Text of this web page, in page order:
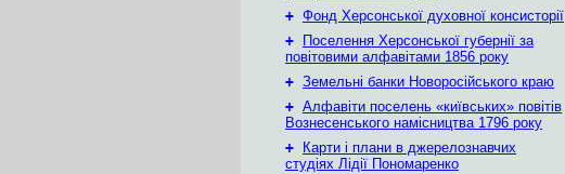
+ Фонд Херсонської духовної консисторії
+
Поселення Херсонської губернії за
повітовими алфавітами 1856 року
+ Земельні банки Новоросійського краю
+ Алфавіти поселень «київських» повітів
Вознесенського намісництва 1796 року
+
Карти і плани в джерелознавчих
студіях Лідії Пономаренко